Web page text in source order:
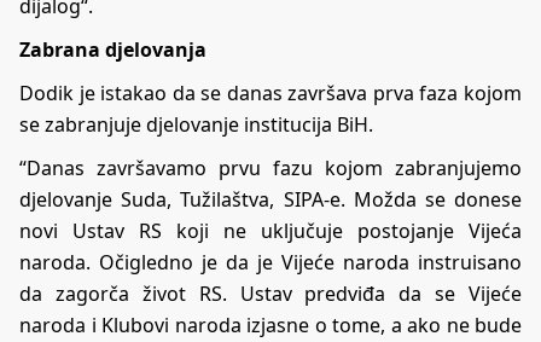
dijalog“.
Zabrana djelovanja
Dodik je istakao da se danas završava prva faza kojom
se zabranjuje djelovanje institucija BiH.
“Danas završavamo prvu fazu kojom zabranjujemo
djelovanje Suda, Tužilaštva, SIPA-e. Možda se donese
novi Ustav RS koji ne uključuje postojanje Vijeća
naroda. Očigledno je da je Vijeće naroda instruisano
da zagorča život RS. Ustav predviđa da se Vijeće
naroda i Klubovi naroda izjasne o tome, a ako ne bude